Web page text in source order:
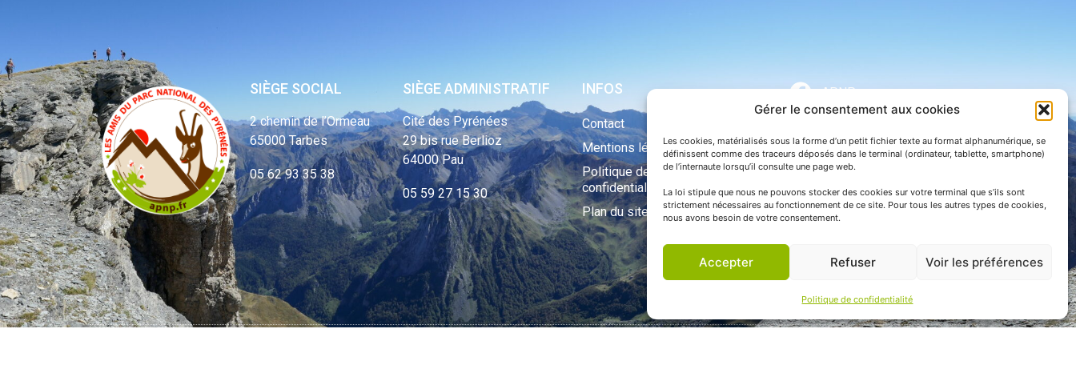
Gérer le consentement aux cookies
Les cookies, matérialisés sous la forme d’un petit fichier texte au format alphanumérique, se
définissent comme des traceurs déposés dans le terminal (ordinateur, tablette, smartphone)
de l’internaute lorsqu’il consulte une page web.
La loi stipule que nous ne pouvons stocker des cookies sur votre terminal que s’ils sont
strictement nécessaires au fonctionnement de ce site. Pour tous les autres types de cookies,
nous avons besoin de votre consentement.
Accepter Refuser Voir les préférences
Politique de confidentialité
SIÈGE SOCIAL
2 chemin de l’Ormeau
65000 Tarbes
05 62 93 35 38
SIÈGE ADMINISTRATIF
Cité des Pyrénées
29 bis rue Berlioz
64000 Pau
05 59 27 15 30
INFOS
Contact
Mentions légales
Politique de
confidentialité
Plan du site
APNP
Parc national des Pyrénées